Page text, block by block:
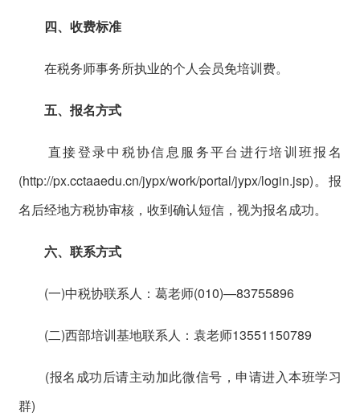
四、收费标准
在税务师事务所执业的个人会员免培训费。
五、报名方式
直接登录中税协信息服务平台进行培训班报名
(http://px.cctaaedu.cn/jypx/work/portal/jypx/login.jsp)。报
名后经地方税协审核，收到确认短信，视为报名成功。
六、联系方式
(一)中税协联系人：葛老师(010)—83755896
(二)西部培训基地联系人：袁老师13551150789
(报名成功后请主动加此微信号，申请进入本班学习
群)